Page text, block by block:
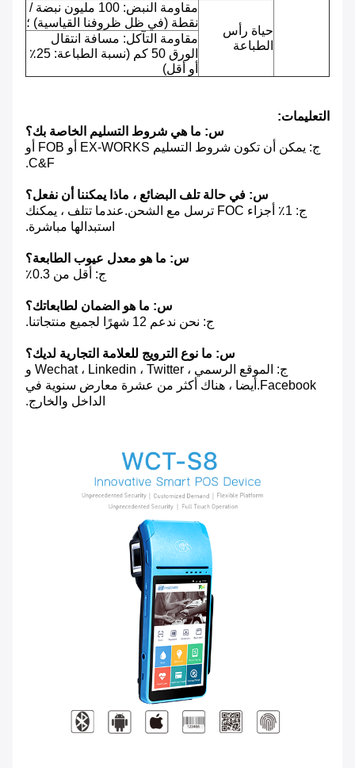
حياة رأس
الطباعة
مقاومة النبض: 100 مليون نبضة /
نقطة (في ظل ظروفنا القياسية) ؛
مقاومة التآكل: مسافة انتقال
الورق 50 كم (نسبة الطباعة: 25٪
أو أقل)
التعليمات:
س: ما هي شروط التسليم الخاصة بك؟
ج: يمكن أن تكون شروط التسليم EX-WORKS أو FOB أو
C&F.
س: في حالة تلف البضائع ، ماذا يمكننا أن نفعل؟
ج: 1٪ أجزاء FOC ترسل مع الشحن.عندما تتلف ، يمكنك
استبدالها مباشرة.
س: ما هو معدل عيوب الطابعة؟
ج: أقل من 0.3٪
س: ما هو الضمان لطابعاتك؟
ج: نحن ندعم 12 شهرًا لجميع منتجاتنا.
س: ما نوع الترويج للعلامة التجارية لديك؟
ج: الموقع الرسمي ، Wechat ، Linkedin ، Twitter و
Facebook.أيضا ، هناك أكثر من عشرة معارض سنوية في
الداخل والخارج.